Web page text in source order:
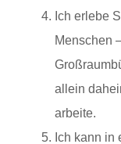
Ich erlebe
Menschen
allein
arbeite.
Ich kann in